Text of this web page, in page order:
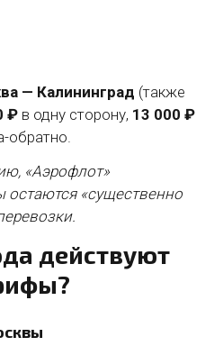
— Калининград (также
₽в одну сторону, 13 000 ₽
обратно.
«Аэрофлот»
остаются «существенно
действуют